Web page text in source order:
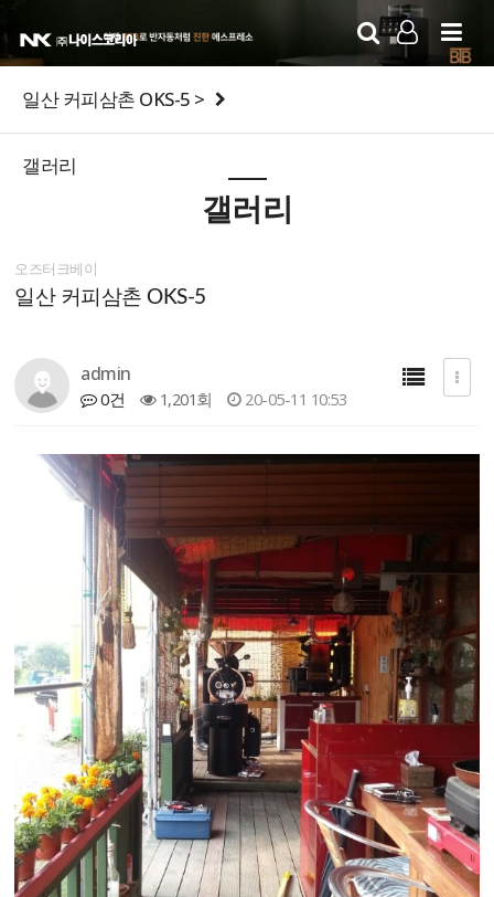
일산 커피삼촌 OKS-5 >
갤러리
갤러리
오즈터크베이
일산 커피삼촌 OKS-5
admin
0건 1,201회 20-05-11 10:53